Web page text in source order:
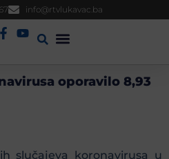
info@rtvlukavac.ba
oporavilo 8,93
slučajeva koronavirusa u